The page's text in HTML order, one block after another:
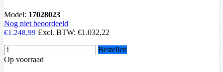
Model: 17028023
Nog niet beoordeeld
€1.248,99 Excl. BTW: €1.032,22
Bestellen
Op voorraad